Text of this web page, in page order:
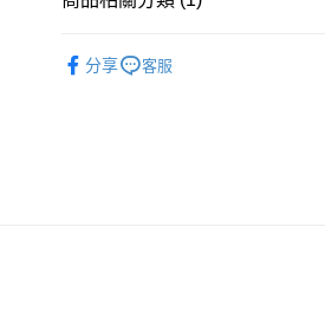
送貨方式
付款後順豐自助櫃
分享
客服